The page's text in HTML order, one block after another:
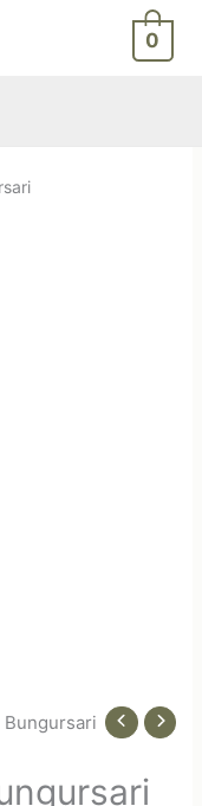
0
Bungursari